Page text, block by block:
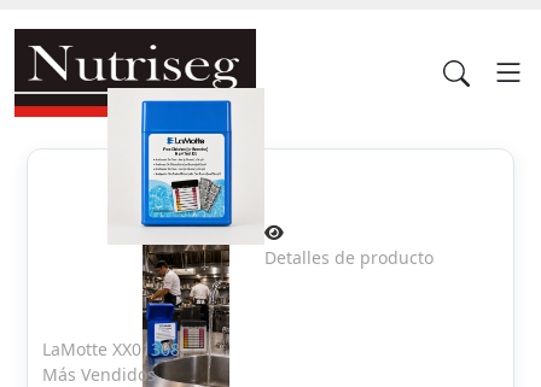
Detalles de producto
LaMotte XX01308
Más Vendidos